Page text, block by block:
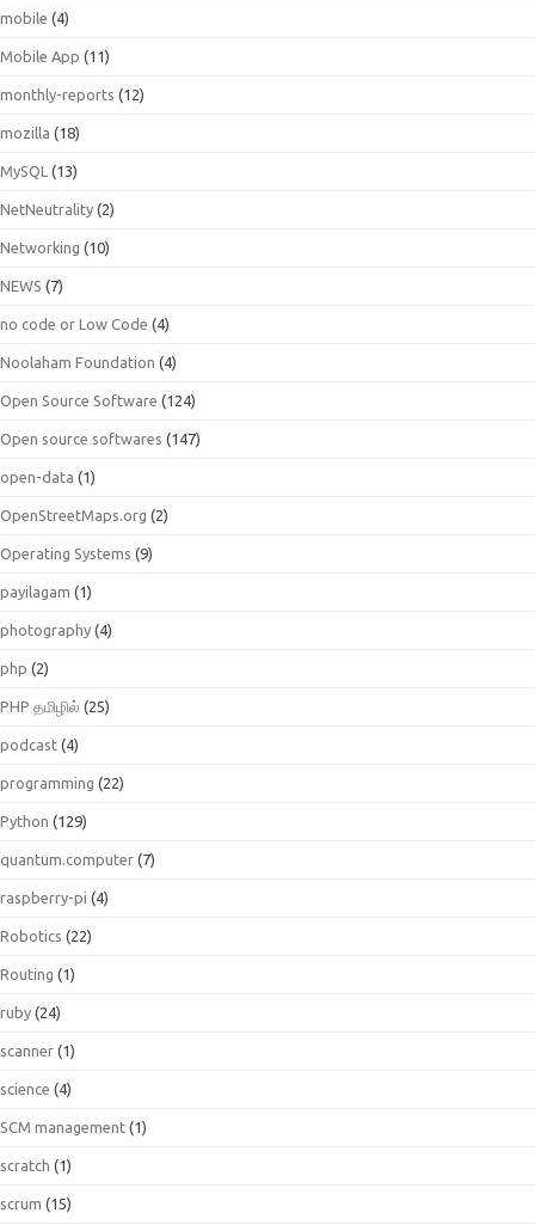
mobile (4)
Mobile App (11)
monthly-reports (12)
mozilla (18)
MySQL (13)
NetNeutrality (2)
Networking (10)
NEWS (7)
no code or Low Code (4)
Noolaham Foundation (4)
Open Source Software (124)
Open source softwares (147)
open-data (1)
OpenStreetMaps.org (2)
Operating Systems (9)
payilagam (1)
photography (4)
php (2)
PHP தமிழில் (25)
podcast (4)
programming (22)
Python (129)
quantum.computer (7)
raspberry-pi (4)
Robotics (22)
Routing (1)
ruby (24)
scanner (1)
science (4)
SCM management (1)
scratch (1)
scrum (15)